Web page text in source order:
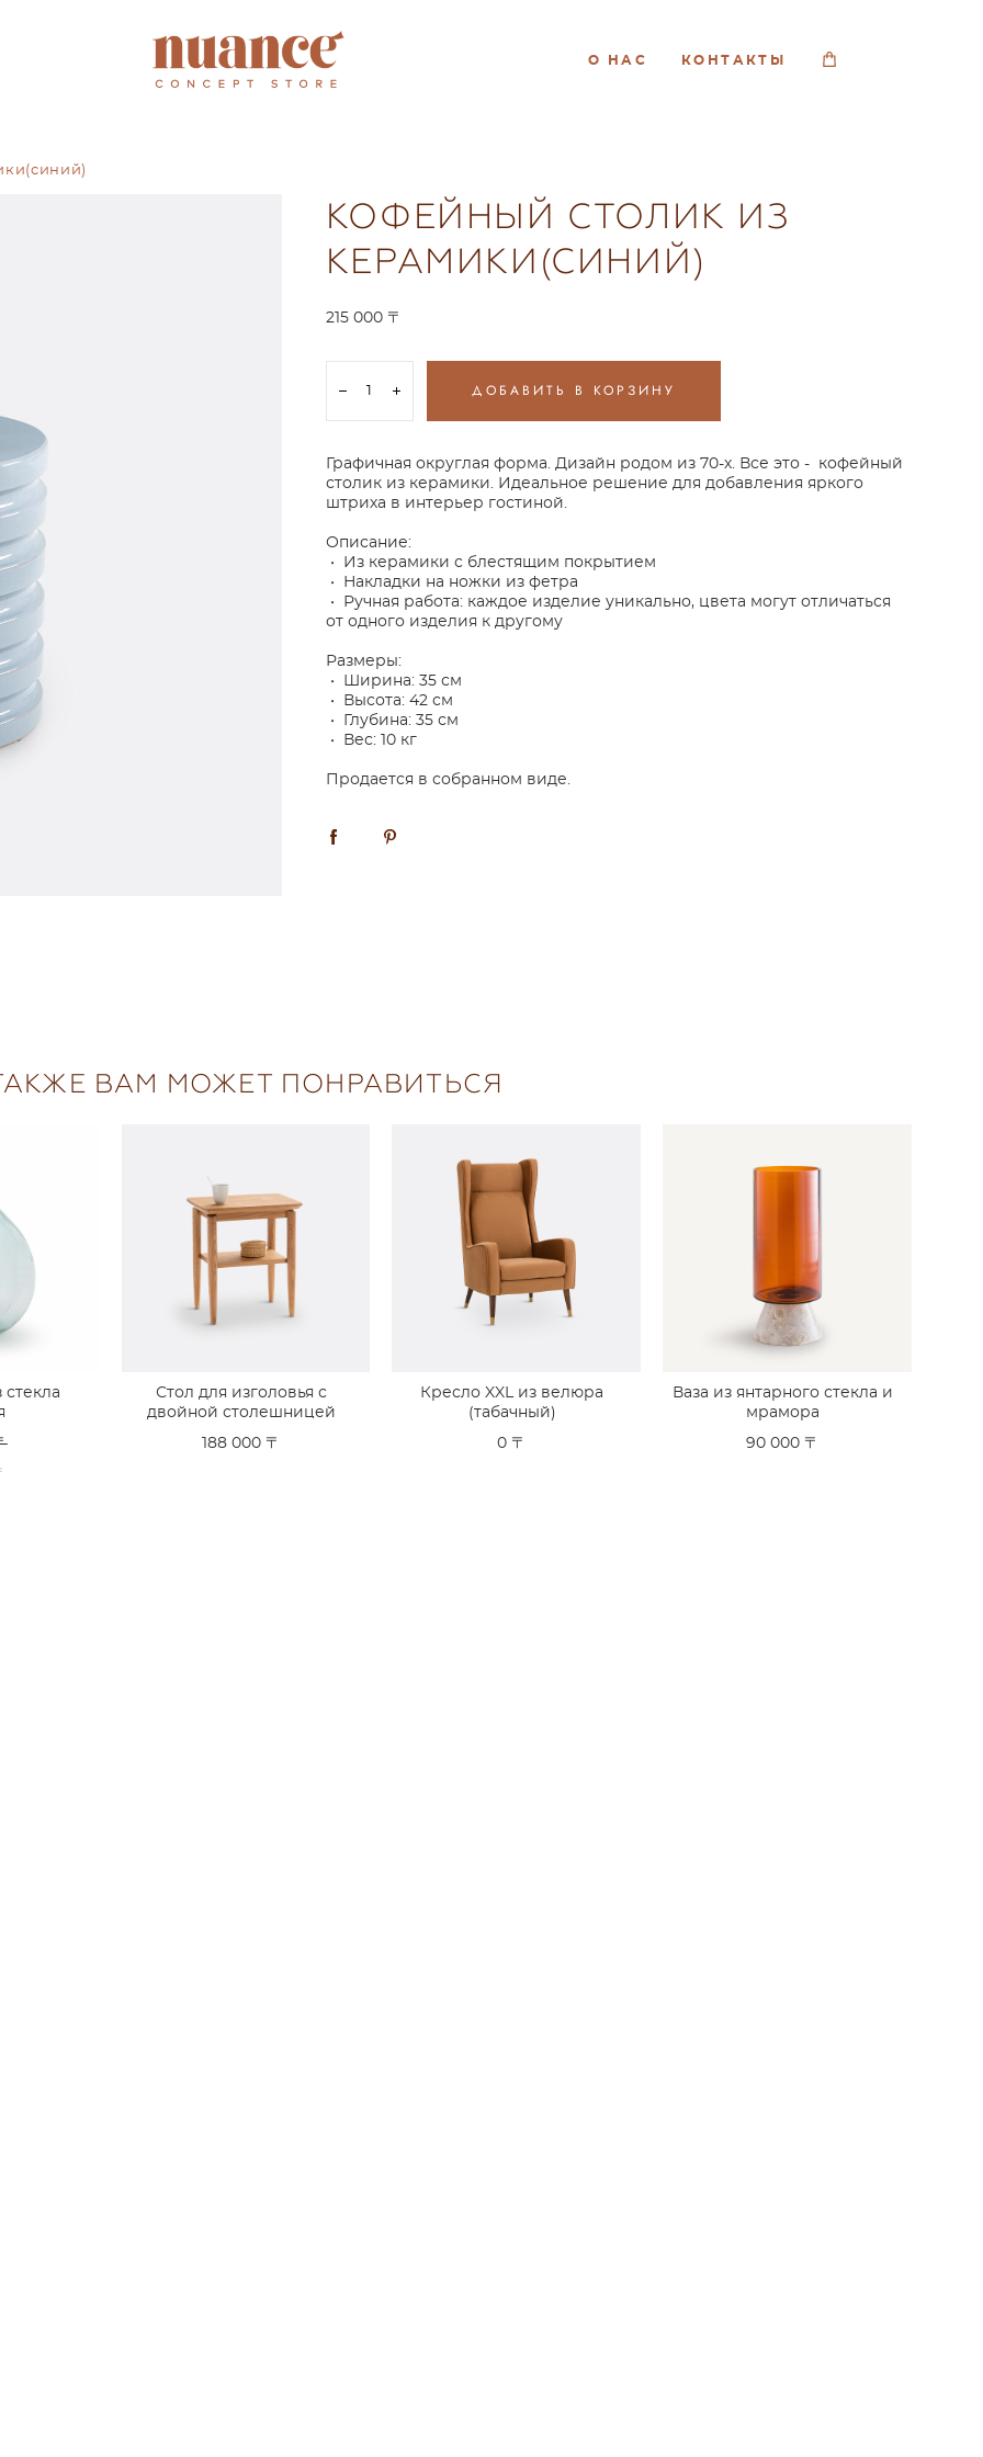
О НАС КОНТАКТЫ
КОФЕЙНЫЙ СТОЛИК ИЗ
КЕРАМИКИ(СИНИЙ)
215 000 〒
ДОБАВИТЬ В КОРЗИНУ
Графичная округлая форма. Дизайн родом из 70-х. Все это - кофейный
столик из керамики. Идеальное решение для добавления яркого
штриха в интерьер гостиной.
Описание:
• Из керамики с блестящим покрытием
• Накладки на ножки из фетра
• Ручная работа: каждое изделие уникально, цвета могут отличаться
от одного изделия к другому
Размеры:
• Ширина: 35 см
• Высота: 42 см
• Глубина: 35 см
• Вес: 10 кг
Продается в собранном виде.
ВАМ МОЖЕТ ПОНРАВИТЬСЯ
стекла
Стол для изголовья с
двойной столешницей
188 000 〒
Кресло XXL из велюра
(табачный)
0 〒
Ваза из янтарного стекла и
мрамора
90 000 〒